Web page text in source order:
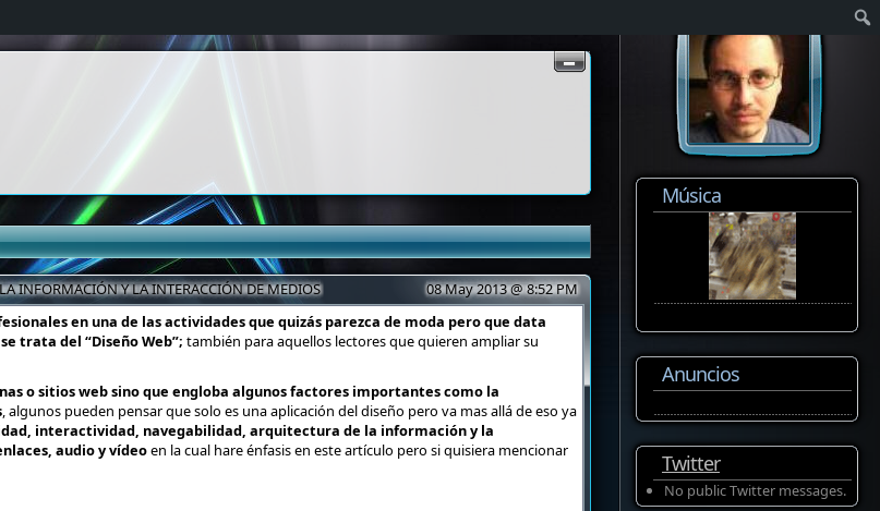
INFORMACIÓN Y LA INTERACCIÓN DE MEDIOS
08 May 2013 @ 8:52 PM
en una de las actividades que quizás parezca de moda pero que data
trata del “Diseño Web”; también para aquellos lectores que quieren ampliar su
o sitios web sino que engloba algunos factores importantes como la
, algunos pueden pensar que solo es una aplicación del diseño pero va mas allá de eso ya
interactividad, navegabilidad, arquitectura de la información y la
audio y vídeoen la cual hare énfasis en este artículo pero si quisiera mencionar
Música
Anuncios
Twitter
No public Twitter messages.